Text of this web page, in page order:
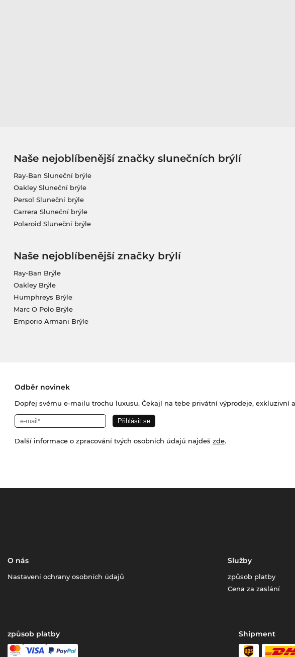
Naše nejoblíbenější značky slunečních brýlí
Ray-Ban Sluneční brýle
Oakley Sluneční brýle
Persol Sluneční brýle
Carrera Sluneční brýle
Polaroid Sluneční brýle
Naše nejoblíbenější značky brýlí
Ray-Ban Brýle
Oakley Brýle
Humphreys Brýle
Marc O Polo Brýle
Emporio Armani Brýle
Odběr novinek
Dopřej svému e-mailu trochu luxusu. Čekají na tebe privátní výprodeje, exkluzivní
Další informace o zpracování tvých osobních údajů najdeš zde.
O nás
Nastavení ochrany osobních údajů
Služby
způsob platby
Cena za zaslání
způsob platby Shipment